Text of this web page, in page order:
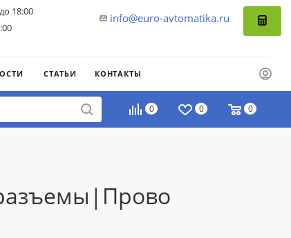
info@euro-avtomatika.ru
18:00
СТАТЬИ КОНТАКТЫ
0 0 0
разъемы|Прово